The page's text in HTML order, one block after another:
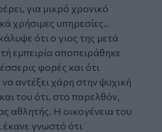
για μικρό χρονικό
χρήσιμες υπηρεσίες..
ότι ο γιος της μετά
εμπειρία αποπειράθηκε
φορές και ότι
αντέξει χάρη στην ψυχική
του ότι, στο παρελθόν,
αθλητής. Η οικογένεια του
γνωστό ότι